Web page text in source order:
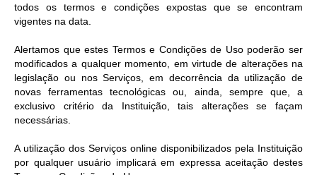
todos os termos e condições expostas que se encontram
vigentes na data.
Alertamos que estes Termos e Condições de Uso poderão ser
modificados a qualquer momento, em virtude de alterações na
legislação ou nos Serviços, em decorrência da utilização de
novas ferramentas tecnológicas ou, ainda, sempre que, a
exclusivo critério da Instituição, tais alterações se façam
necessárias.
A utilização dos Serviços online disponibilizados pela Instituição
por qualquer usuário implicará em expressa aceitação destes